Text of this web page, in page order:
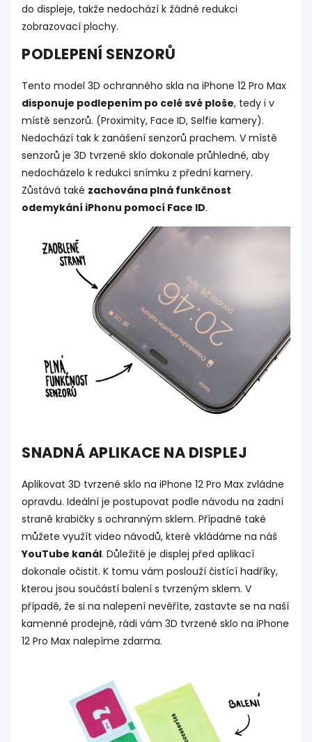
do displeje, takže nedochází k žádné redukci
zobrazovací plochy.
PODLEPENÍ SENZORŮ
Tento model 3D ochranného skla na iPhone 12 Pro Max
disponuje podlepením po celé své ploše, tedy i v
místě senzorů. (Proximity, Face ID, Selfie kamery).
Nedochází tak k zanášení senzorů prachem. V místě
senzorů je 3D tvrzené sklo dokonale průhledné, aby
nedocházelo k redukci snímku z přední kamery.
Zůstává také zachována plná funkčnost
odemykání iPhonu pomocí Face ID.
SNADNÁ APLIKACE NA DISPLEJ
Aplikovat 3D tvrzené sklo na iPhone 12 Pro Max zvládne
opravdu. Ideální je postupovat podle návodu na zadní
straně krabičky s ochranným sklem. Případně také
můžete využít video návodů, které vkládáme na náš
YouTube kanál. Důležité je displej před aplikací
dokonale očistit. K tomu vám poslouží čistící hadříky,
kterou jsou součástí balení s tvrzeným sklem. V
případě, že si na nalepení nevěříte, zastavte se na naší
kamenné prodejně, rádi vám 3D tvrzené sklo na iPhone
12 Pro Max nalepíme zdarma.